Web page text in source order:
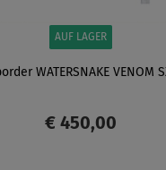
AUF LAGER
WATERSNAKE VENOM
€ 450,00